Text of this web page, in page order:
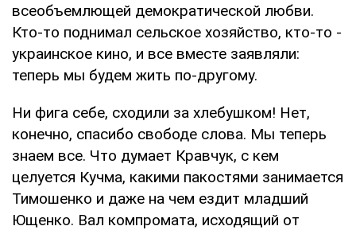
всеобъемлющей демократической любви.
Кто-то поднимал сельское хозяйство, кто-то -
украинское кино, и все вместе заявляли:
теперь мы будем жить по-другому.
Ни фига себе, сходили за хлебушком! Нет,
конечно, спасибо свободе слова. Мы теперь
знаем все. Что думает Кравчук, с кем
целуется Кучма, какими пакостями занимается
Тимошенко и даже на чем ездит младший
Ющенко. Вал компромата, исходящий от